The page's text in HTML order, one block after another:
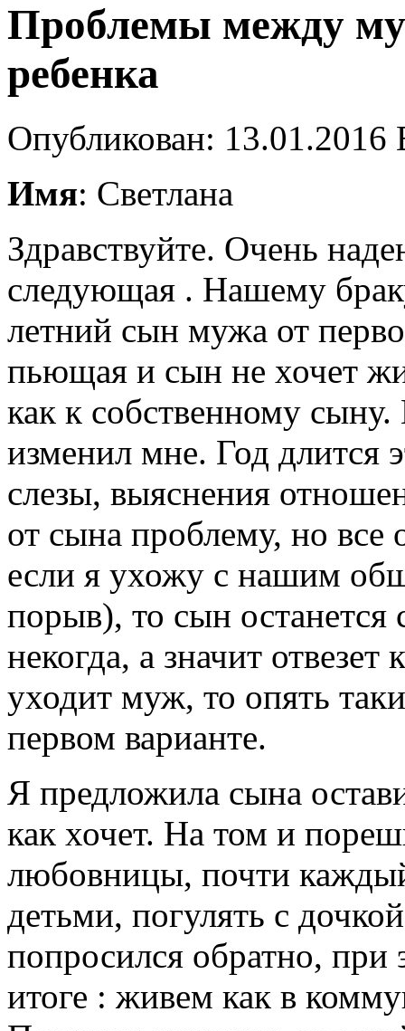
Проблемы между
ребенка
Опубликован:
Имя: Светлана
Здравствуйте. Очень
следующая . Нашему
летний сын мужа от
пьющая и сын не хочет
как к собственному
изменил мне. Год длится
слезы, выяснения
от сына проблему, но
если я ухожу с нашим
порыв), то сын останется
некогда, а значит
уходит муж, то опять
первом варианте.
Я предложила сына
как хочет. На том и
любовницы, почти
детьми, погулять с
попросился обратно, при
итоге : живем как в